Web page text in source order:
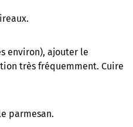
environ), ajouter le
très fréquemment. Cuire
parmesan.